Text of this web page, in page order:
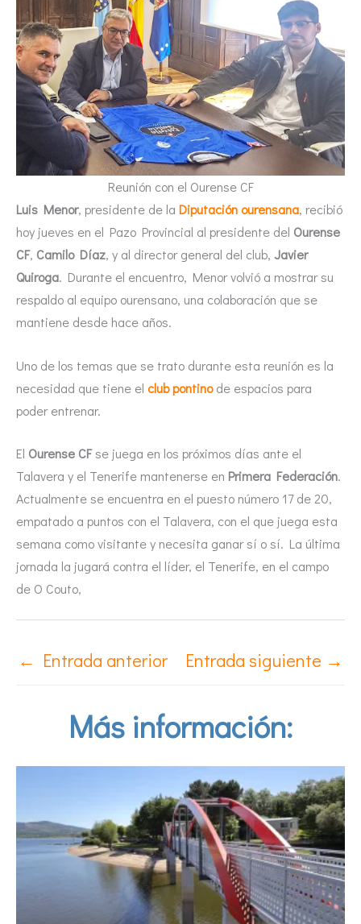
Reunión con el Ourense CF
Luis Menor, presidente de la Diputación ourensana, recibió
hoy jueves en el Pazo Provincial al presidente del Ourense
CF, Camilo Díaz, y al director general del club, Javier
Quiroga. Durante el encuentro, Menor volvió a mostrar su
respaldo al equipo ourensano, una colaboración que se
mantiene desde hace años.
Uno de los temas que se trato durante esta reunión es la
necesidad que tiene el club pontinode espacios para
poder entrenar.
El Ourense CFse juega en los próximos días ante el
Talavera y el Tenerife mantenerse en Primera Federación.
Actualmente se encuentra en el puesto número 17 de 20,
empatado a puntos con el Talavera, con el que juega esta
semana como visitante y necesita ganar sí o sí. La última
jornada la jugará contra el líder, el Tenerife, en el campo
de O Couto,
← Entrada anterior Entrada siguiente →
Más información: